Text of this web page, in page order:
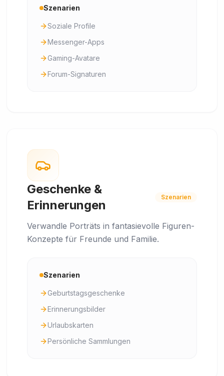
Szenarien
Soziale Profile
Messenger-Apps
Gaming-Avatare
Forum-Signaturen
Geschenke &
Erinnerungen
Szenarien
Verwandle Porträts in fantasievolle Figuren-
Konzepte für Freunde und Familie.
Szenarien
Geburtstagsgeschenke
Erinnerungsbilder
Urlaubskarten
Persönliche Sammlungen